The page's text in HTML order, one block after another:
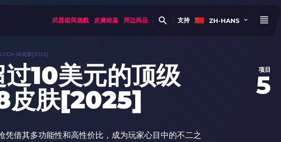
武器箱與遊戲 皮膚維基 周边商品 支持 ZH-HANS
18皮肤[2025]
10美元的顶级
皮肤[2025]
项目
5
凭借其多功能性和高性价比，成为玩家心目中的不二之